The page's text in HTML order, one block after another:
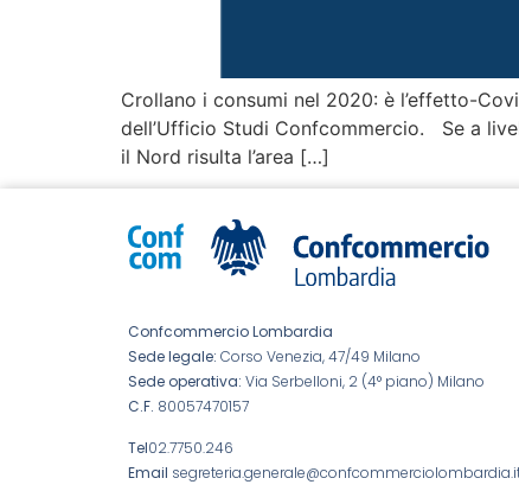
Crollano i consumi nel 2020: è l’effetto-
dell’Ufficio Studi Confcommercio. Se a
il Nord risulta l’area […]
Confcommercio Lombardia
Sede legale: Corso Venezia, 47/49 Milano
Sede operativa: Via Serbelloni, 2 (4° piano) Milano
C.F. 80057470157
Tel02.7750.246
Email